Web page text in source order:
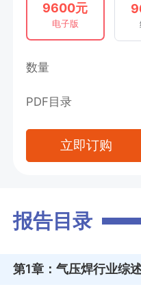
9600元
电子版
数量
PDF目录
立即订购
报告目录
第1章 ：气压焊行业综